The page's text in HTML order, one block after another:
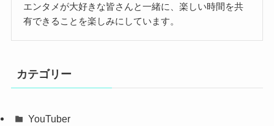
エンタメが大好きな皆さんと一緒に、楽しい時間を共
有できることを楽しみにしています。
カテゴリー
YouTuber